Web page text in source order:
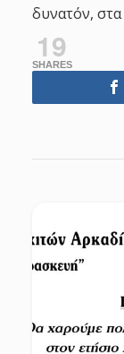
δυνατόν,
19
SHARES